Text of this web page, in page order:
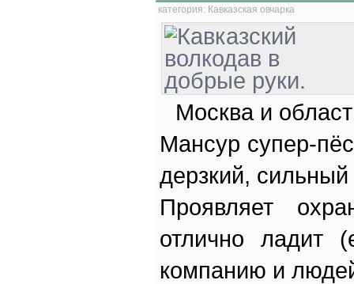
категория: Кавказская овчарка
Москва и
Мансур супер-
дерзкий,
Проявляет
отлично ладит
компанию и